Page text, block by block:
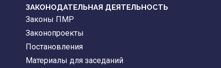
ЗАКОНОДАТЕЛЬНАЯ ДЕЯТЕЛЬНОСТЬ
Законы ПМР
Законопроекты
Постановления
Материалы для заседаний